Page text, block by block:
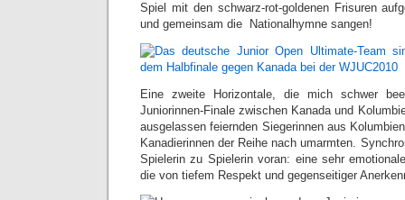
Spiel mit den schwarz-rot-goldenen Frisuren
und gemeinsam die Nationalhymne sangen!
Eine zweite Horizontale, die mich schwer
Juniorinnen-Finale zwischen Kanada und
ausgelassen feiernden Siegerinnen aus
Kanadierinnen der Reihe nach umarmten.
Spielerin zu Spielerin voran: eine sehr
die von tiefem Respekt und gegenseitiger